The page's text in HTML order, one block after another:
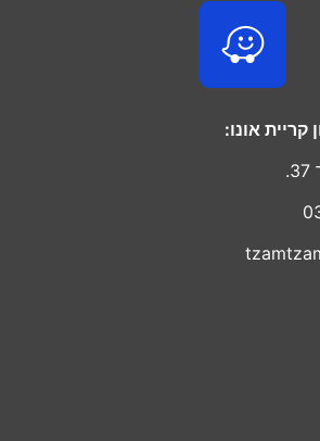
קריית אונו: